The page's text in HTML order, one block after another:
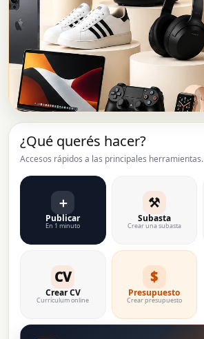
¿Qué querés hacer?
Accesos rápidos a las principales herramientas.
＋
Publicar
En 1 minuto
⚒
Subasta
Crear una subasta
CV
Crear CV
Currículum online
$
Presupuesto
Crear presupuesto